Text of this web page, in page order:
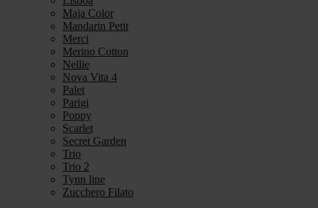
Maja Color
Mandarin Petit
Merci
Merino Cotton
Nellie
Nova Vita 4
Palet
Parigi
Poppy
Scarlet
Secret Garden
Trio
Trio 2
Tynn line
Zucchero Filato